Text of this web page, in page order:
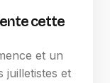
cette
et un
juilletistes et